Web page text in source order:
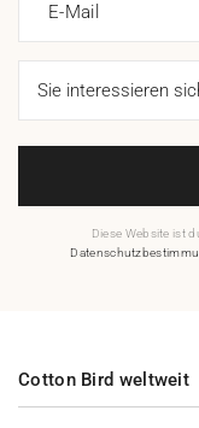
E-Mail
Diese Website ist
Cotton Bird weltweit